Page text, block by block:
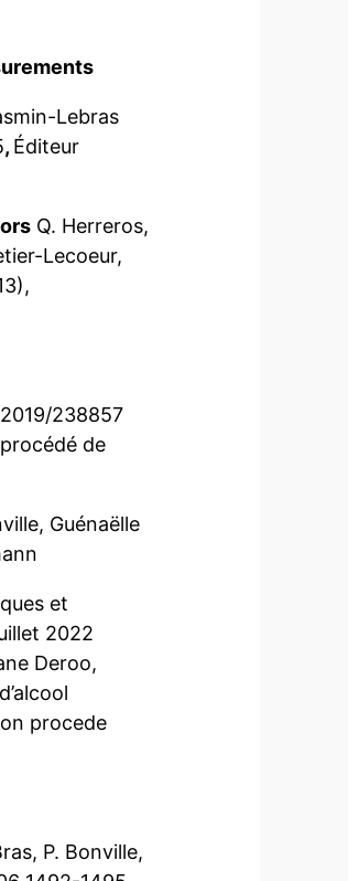
Lebras
, Éditeur
Q. Herreros,
Lecoeur,
238857
de
Guénaëlle
et
2022
Deroo,
procede
P. Bonville,